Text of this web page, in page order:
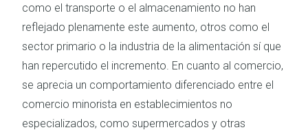
como el transporte o el almacenamiento no han
reflejado plenamente este aumento, otros como el
sector primario o la industria de la alimentación sí que
han repercutido el incremento. En cuanto al comercio,
se aprecia un comportamiento diferenciado entre el
comercio minorista en establecimientos no
especializados, como supermercados y otras